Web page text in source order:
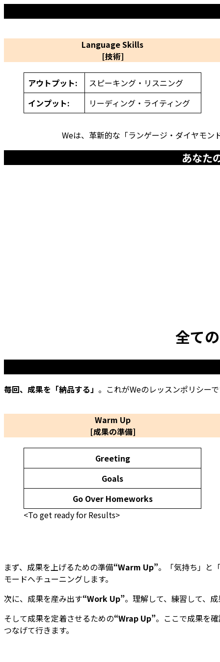
Language Skills
[技術]
アウトプット:
スピーキング・リスニング
インプット:
リーディング・ライティング
Weは、革新的な「ランゲージ・ダイヤモ
あなた
全て
毎回、成果を「納品する」 。これがWeのレッスンポリシー
Warm Up
[成果の準備]
Greeting
Goals
Go Over Homeworks
<To get ready for Results>
まず、成果を上げるための準備“Warm Up”。「気持ち」と
モードへチューニングします。
次に、成果を産み出す“Work Up”。理解して、練習して、
そして成果を定着させるための“Wrap Up”。ここで成果を
つなげて行きます。